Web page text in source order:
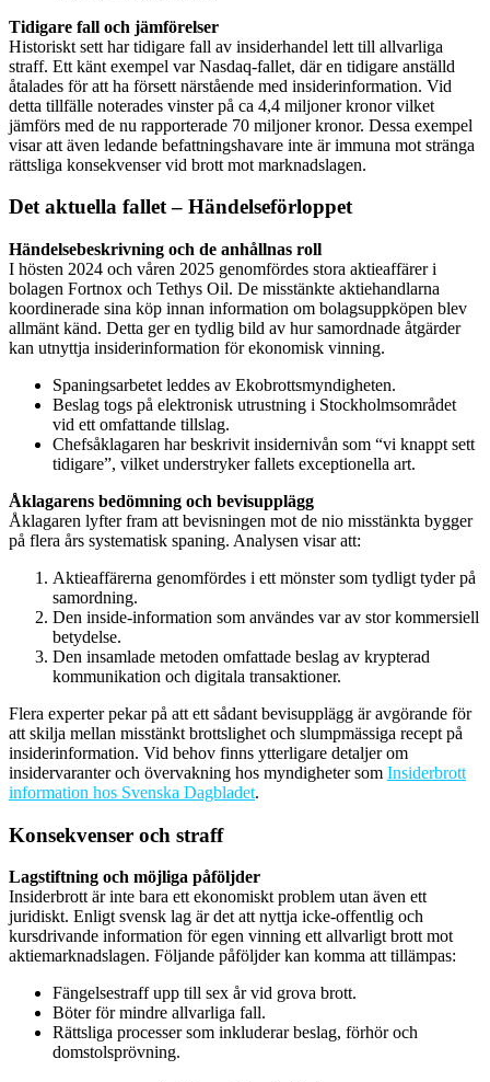
Tidigare fall och jämförelser
Historiskt sett har tidigare fall av insiderhandel lett till allvarliga
straff. Ett känt exempel var Nasdaq-fallet, där en tidigare anställd
åtalades för att ha försett närstående med insiderinformation. Vid
detta tillfälle noterades vinster på ca 4,4 miljoner kronor vilket
jämförs med de nu rapporterade 70 miljoner kronor. Dessa exempel
visar att även ledande befattningshavare inte är immuna mot stränga
rättsliga konsekvenser vid brott mot marknadslagen.
Det aktuella fallet – Händelseförloppet
Händelsebeskrivning och de anhållnas roll
I hösten 2024 och våren 2025 genomfördes stora aktieaffärer i
bolagen Fortnox och Tethys Oil. De misstänkte aktiehandlarna
koordinerade sina köp innan information om bolagsuppköpen blev
allmänt känd. Detta ger en tydlig bild av hur samordnade åtgärder
kan utnyttja insiderinformation för ekonomisk vinning.
Spaningsarbetet leddes av Ekobrottsmyndigheten.
Beslag togs på elektronisk utrustning i Stockholmsområdet
vid ett omfattande tillslag.
Chefsåklagaren har beskrivit insidernivån som “vi knappt sett
tidigare”, vilket understryker fallets exceptionella art.
Åklagarens bedömning och bevisupplägg
Åklagaren lyfter fram att bevisningen mot de nio misstänkta bygger
på flera års systematisk spaning. Analysen visar att:
Aktieaffärerna genomfördes i ett mönster som tydligt tyder på
samordning.
Den inside-information som användes var av stor kommersiell
betydelse.
Den insamlade metoden omfattade beslag av krypterad
kommunikation och digitala transaktioner.
Flera experter pekar på att ett sådant bevisupplägg är avgörande för
att skilja mellan misstänkt brottslighet och slumpmässiga recept på
insiderinformation. Vid behov finns ytterligare detaljer om
insidervaranter och övervakning hos myndigheter som Insiderbrott
information hos Svenska Dagbladet.
Konsekvenser och straff
Lagstiftning och möjliga påföljder
Insiderbrott är inte bara ett ekonomiskt problem utan även ett
juridiskt. Enligt svensk lag är det att nyttja icke-offentlig och
kursdrivande information för egen vinning ett allvarligt brott mot
aktiemarknadslagen. Följande påföljder kan komma att tillämpas:
Fängelsestraff upp till sex år vid grova brott.
Böter för mindre allvarliga fall.
Rättsliga processer som inkluderar beslag, förhör och
domstolsprövning.